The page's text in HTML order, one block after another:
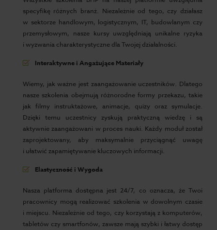
specyfikę różnych branż. Niezależnie od tego, czy działasz
w sektorze handlowym, logistycznym, IT, budowlanym czy
przemysłowym, nasze kursy uwzględniają unikalne ryzyka
i wyzwania charakterystyczne dla Twojej działalności.
Interaktywne i Angażujące Materiały
Wiemy, jak ważne jest zaangażowanie uczestników. Dlatego
nasze szkolenia obejmują różnorodne formy przekazu, takie
jak filmy instruktażowe, animacje, quizy oraz symulacje.
Dzięki temu uczestnicy zyskują praktyczną wiedzę i są
aktywnie zaangażowani w proces nauki. Każdy moduł został
zaprojektowany, aby maksymalnie przyciągnąć uwagę
i ułatwić zapamiętywanie kluczowych informacji.
Elastyczność i Wygoda
Nasza platforma dostępna jest 24/7, co oznacza, że Twoi
pracownicy mogą realizować szkolenia w dowolnym czasie
i miejscu. Niezależnie od tego, czy korzystają z komputerów,
tabletów czy smartfonów, zawsze mają szybki i łatwy dostęp